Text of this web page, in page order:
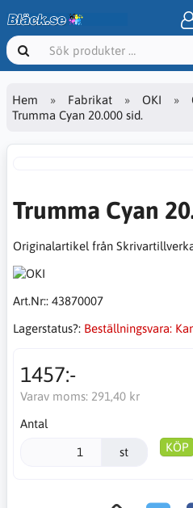
Hem Fabrikat OKI
Trumma Cyan 20.000 sid.
Trumma Cyan
Originalartikel från
Art.Nr:: 43870007
Lagerstatus?: Beställningsvara:
1457:-
Varav moms: 291,40 kr
Antal
st KÖP